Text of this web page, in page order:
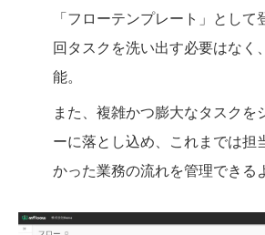
「フローテンプレート」とし
回タスクを洗い出す必要はなく
能。
また、複雑かつ膨大なタスクを
ーに落とし込め、これまでは担
かった業務の流れを管理できる